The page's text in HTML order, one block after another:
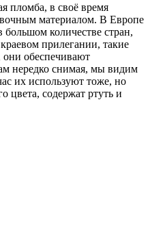
пломба, в своё время
материалом. В Европе
большом количестве стран,
прилегании, такие
они обеспечивают
нередко снимая, мы видим
их используют тоже, но
цвета, содержат ртуть и